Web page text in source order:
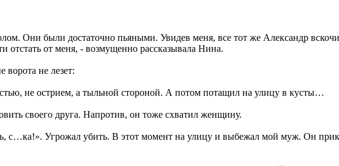
Они были достаточно пьяными. Увидев меня, все тот же Александр
отстать от меня, - возмущенно рассказывала Нина.
не лезет:
не острием, а тыльной стороной. А потом потащил на улицу в кусты…
своего друга. Напротив, он тоже схватил женщину.
с…ка!». Угрожал убить. В этот момент на улицу и выбежал мой муж. Он